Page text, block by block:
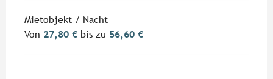
Mietobjekt / Nacht
Von 27,80 € bis zu 56,60 €